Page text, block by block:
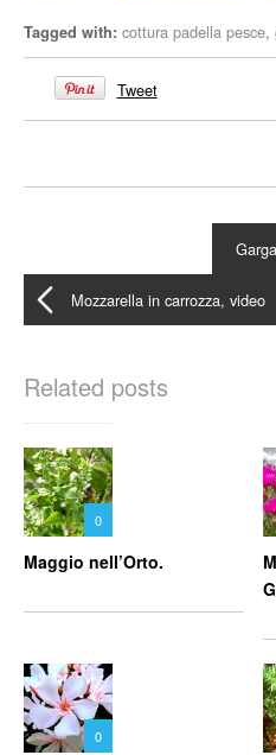
Tagged with: cottura padella pesce,
Tweet
Mozzarella in carrozza, video
Related posts
0
Maggio nell’Orto.
0